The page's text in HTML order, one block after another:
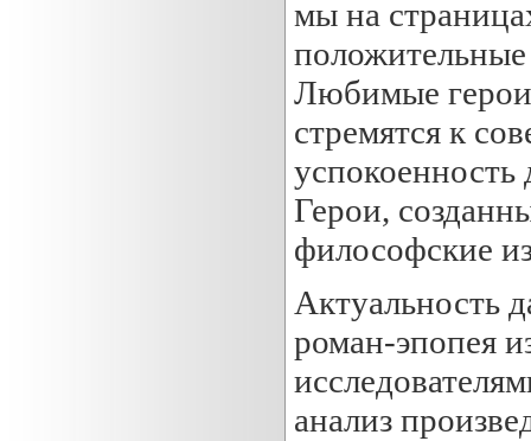
мы на
положительные
Любимые герои
стремятся к
успокоенность
Герои,
философские
Актуальность
роман-эпопея
анализ